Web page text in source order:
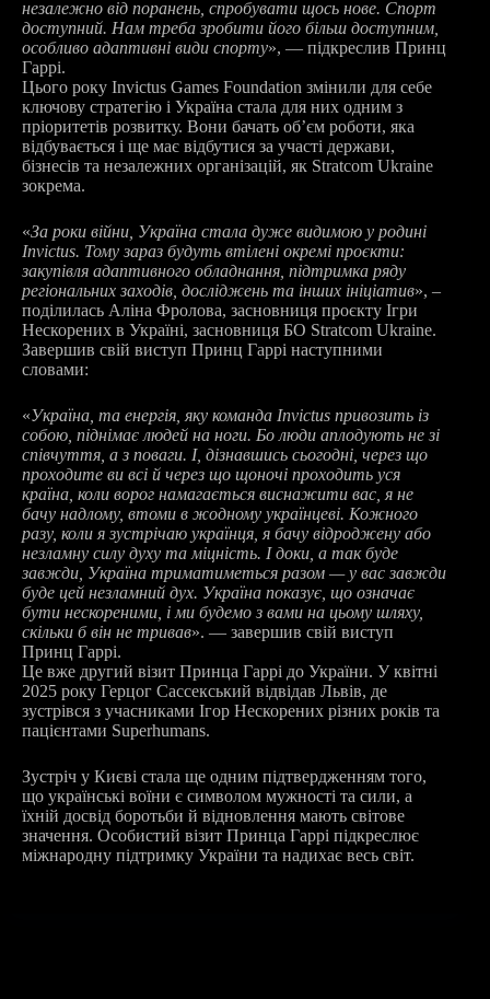
незалежно від поранень, спробувати щось нове. Спорт
доступний. Нам треба зробити його більш доступним,
особливо адаптивні види спорту», — підкреслив Принц
Гаррі.
Цього року Invictus Games Foundation змінили для себе
ключову стратегію і Україна стала для них одним з
пріоритетів розвитку. Вони бачать об’єм роботи, яка
відбувається і ще має відбутися за участі держави,
бізнесів та незалежних організацій, як Stratcom Ukraine
зокрема.
«За роки війни, Україна стала дуже видимою у родині
Invictus. Тому зараз будуть втілені окремі проєкти:
закупівля адаптивного обладнання, підтримка ряду
регіональних заходів, досліджень та інших ініціатив», –
поділилась Аліна Фролова, засновниця проєкту Ігри
Нескорених в Україні, засновниця БО Stratcom Ukraine.
Завершив свій виступ Принц Гаррі наступними
словами:
«Україна, та енергія, яку команда Invictus привозить із
собою, піднімає людей на ноги. Бо люди аплодують не зі
співчуття, а з поваги. І, дізнавшись сьогодні, через що
проходите ви всі й через що щоночі проходить уся
країна, коли ворог намагається виснажити вас, я не
бачу надлому, втоми в жодному українцеві. Кожного
разу, коли я зустрічаю українця, я бачу відроджену або
незламну силу духу та міцність. І доки, а так буде
завжди, Україна триматиметься разом — у вас завжди
буде цей незламний дух. Україна показує, що означає
бути нескореними, і ми будемо з вами на цьому шляху,
скільки б він не тривав». — завершив свій виступ
Принц Гаррі.
Це вже другий візит Принца Гаррі до України. У квітні
2025 року Герцог Сассекський відвідав Львів, де
зустрівся з учасниками Ігор Нескорених різних років та
пацієнтами Superhumans.
Зустріч у Києві стала ще одним підтвердженням того,
що українські воїни є символом мужності та сили, а
їхній досвід боротьби й відновлення мають світове
значення. Особистий візит Принца Гаррі підкреслює
міжнародну підтримку України та надихає весь світ.